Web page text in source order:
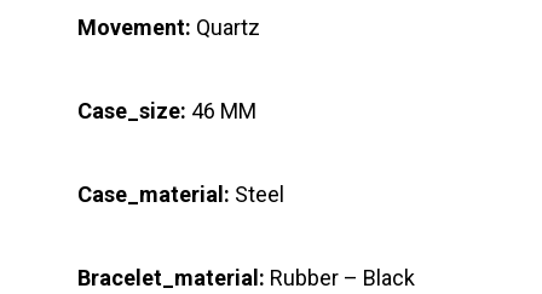
Movement: Quartz
Case_size: 46 MM
Case_material: Steel
Bracelet_material: Rubber – Black